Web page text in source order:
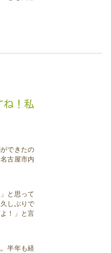
ね！私
できたの
古屋市内
と思って
しぶりで
！」と言
半年も経